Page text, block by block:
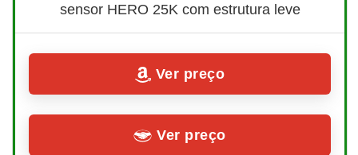
sensor HERO 25K com estrutura leve
Ver preço
Ver preço